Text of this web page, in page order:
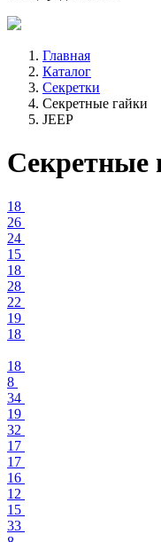
Главная
Каталог
Секретки
Секретные гайки
JEEP
Секретные
18
26
24
15
18
28
22
19
18
18
8
34
19
32
17
17
16
12
15
33